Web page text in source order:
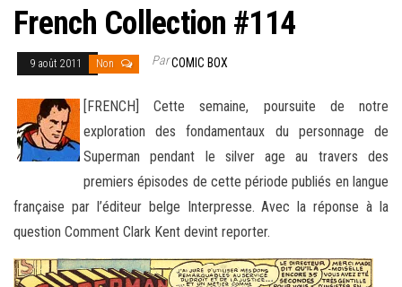
French Collection #114
9 août 2011 Non ParCOMIC BOX
[FRENCH] Cette semaine, poursuite de notre
exploration des fondamentaux du personnage de
Superman pendant le silver age au travers des
premiers épisodes de cette période publiés en langue
française par l’éditeur belge Interpresse. Avec la réponse à la
question Comment Clark Kent devint reporter.